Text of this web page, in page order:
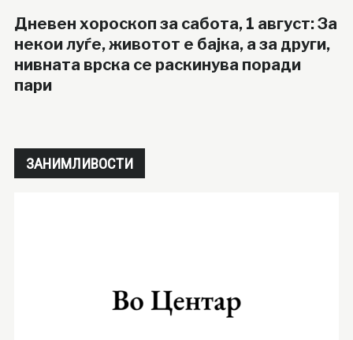
Дневен хороскоп за сабота, 1 август: За
некои луѓе, животот е бајка, а за други,
нивната врска се раскинува поради
пари
ЗАНИМЛИВОСТИ